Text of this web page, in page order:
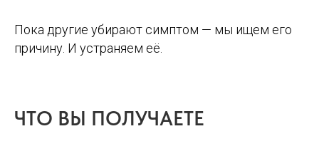
Пока другие убирают симптом — мы ищем его
причину. И устраняем её.
ЧТО ВЫ ПОЛУЧАЕТЕ